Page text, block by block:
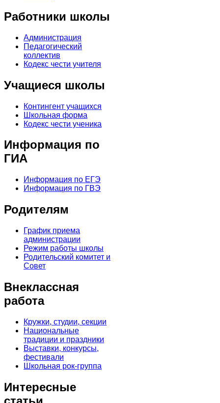
Работники школы
Администрация
Педагогический
коллектив
Кодекс чести учителя
Учащиеся школы
Контингент учащихся
Школьная форма
Кодекс чести ученика
Информация по
ГИА
Информация по ЕГЭ
Информация по ГВЭ
Родителям
График приема
администрации
Режим работы школы
Родительский комитет и
Совет
Внеклассная
работа
Кружки, студии, секции
Национальные
традиции и праздники
Выставки, конкурсы,
фестивали
Школьная рок-группа
Интересные